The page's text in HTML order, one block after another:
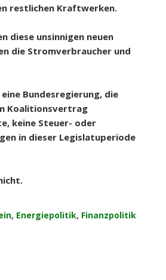
restlichen Kraftwerken.
diese unsinnigen neuen
die Stromverbraucher und
Bundesregierung, die
Koalitionsvertrag
keine Steuer- oder
in dieser Legislatuperiode
, Energiepolitik, Finanzpolitik